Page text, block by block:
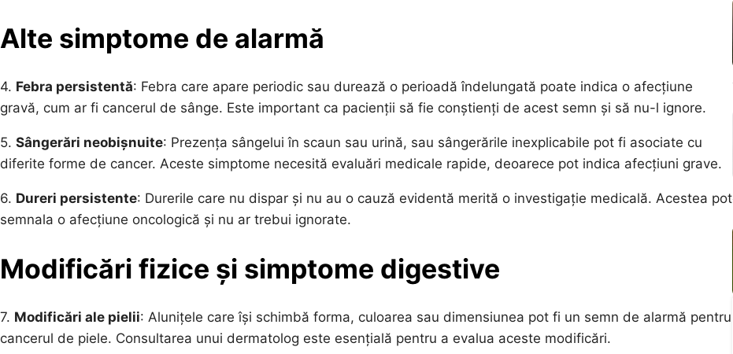
Alte simptome de alarmă
4. Febra persistentă: Febra care apare periodic sau durează o perioadă îndelungată poate indica o afecțiune
gravă, cum ar fi cancerul de sânge. Este important ca pacienții să fie conștienți de acest semn și să nu-l ignore.
5. Sângerări neobișnuite: Prezența sângelui în scaun sau urină, sau sângerările inexplicabile pot fi asociate cu
diferite forme de cancer. Aceste simptome necesită evaluări medicale rapide, deoarece pot indica afecțiuni grave.
6. Dureri persistente: Durerile care nu dispar și nu au o cauză evidentă merită o investigație medicală. Acestea pot
semnala o afecțiune oncologică și nu ar trebui ignorate.
Modificări fizice și simptome digestive
7. Modificări ale pielii: Alunițele care își schimbă forma, culoarea sau dimensiunea pot fi un semn de alarmă pentru
cancerul de piele. Consultarea unui dermatolog este esențială pentru a evalua aceste modificări.